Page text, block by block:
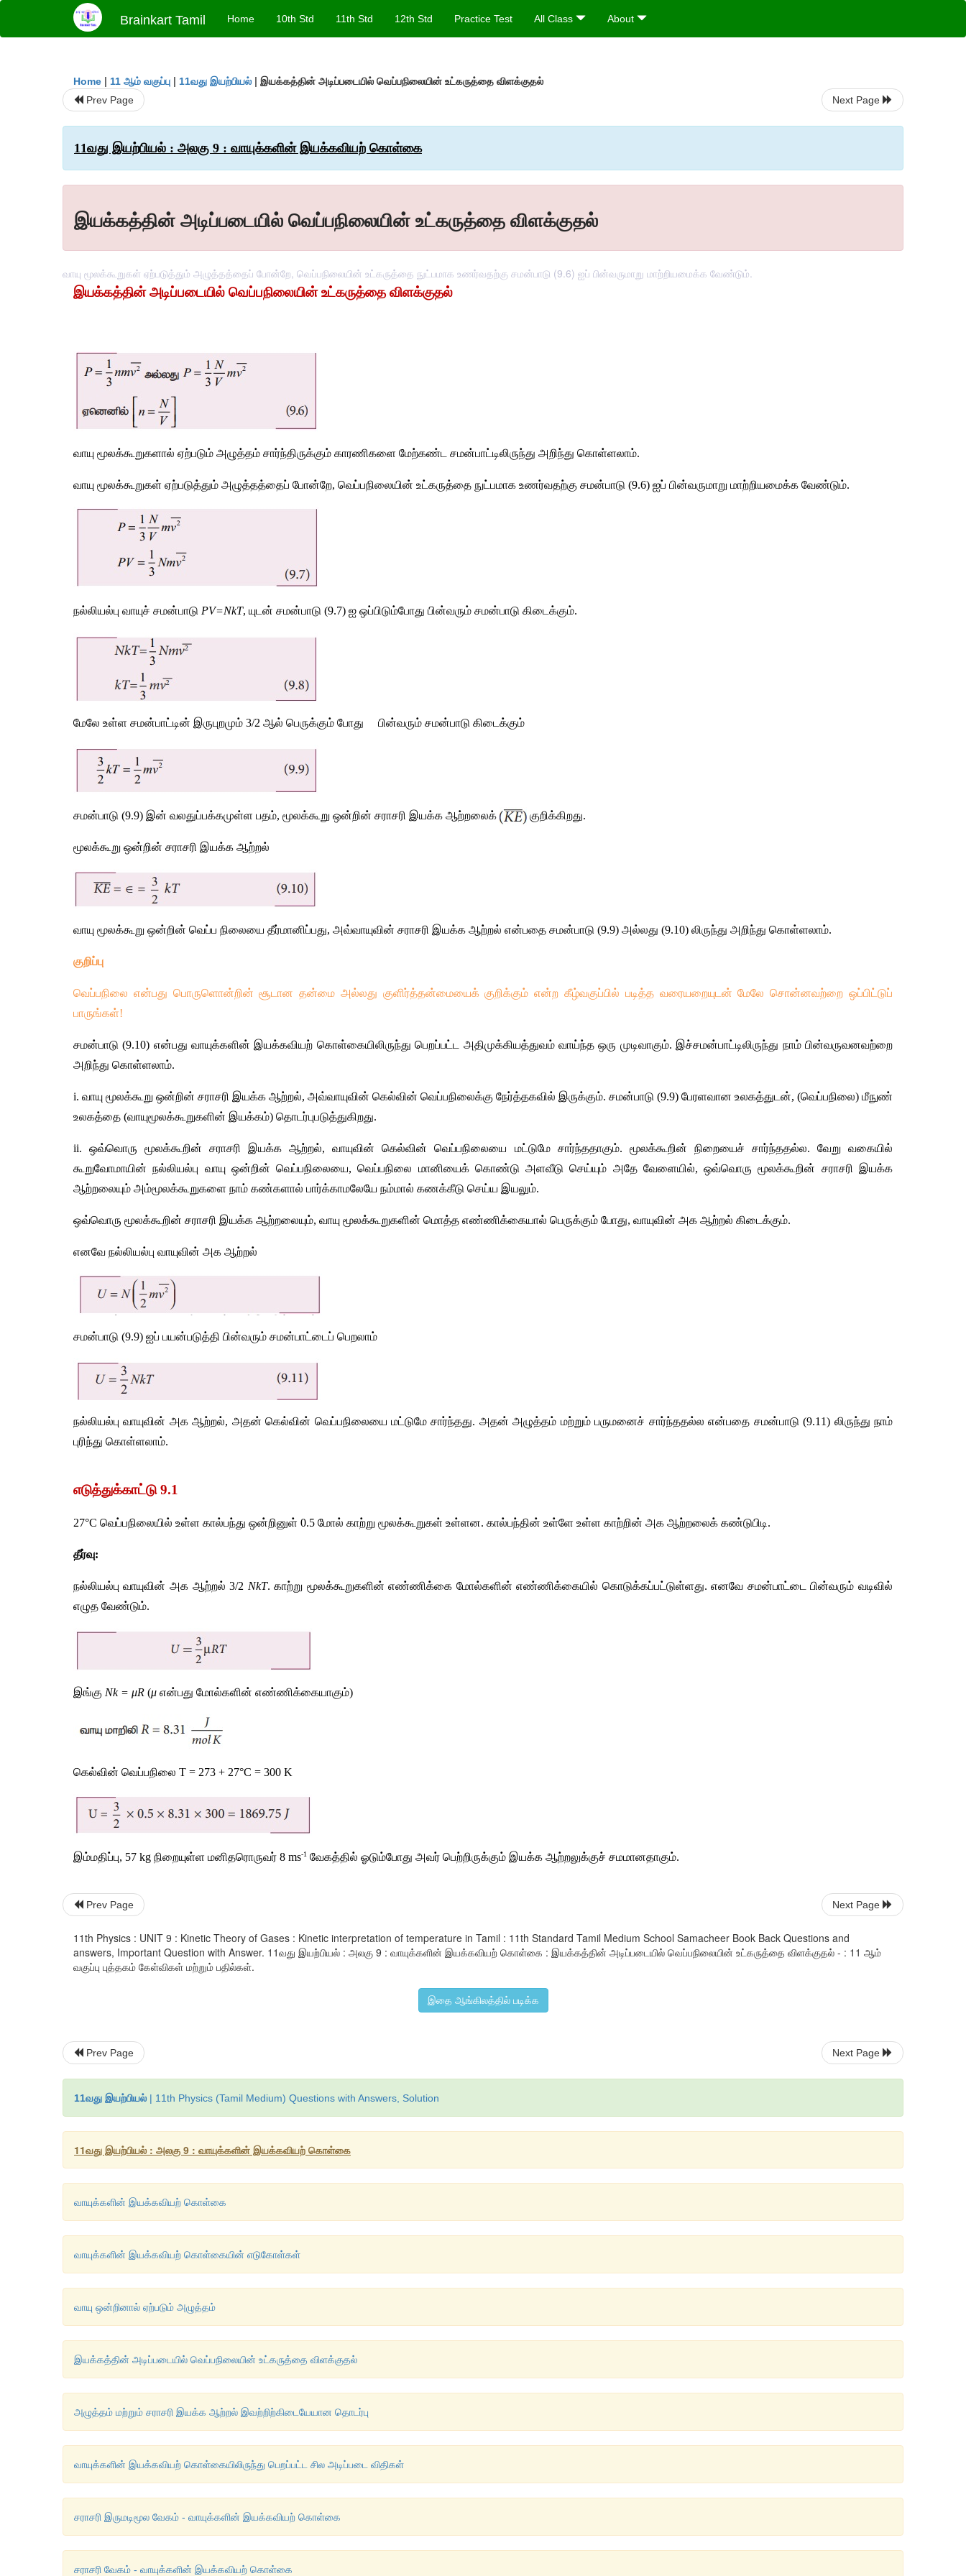
Brainkart Tamil Home 10th Std 11th Std 12th Std Practice Test All Class About
Home | 11 ஆம் வகுப்பு | 11வது இயற்பியல் | இயக்கத்தின் அடிப்படையில் வெப்பநிலையின் உட்கருத்தை விளக்குதல்
Prev Page Next Page
11வது இயற்பியல் : அலகு 9 : வாயுக்களின் இயக்கவியற் கொள்கை
இயக்கத்தின் அடிப்படையில் வெப்பநிலையின் உட்கருத்தை விளக்குதல்
வாயு மூலக்கூறுகள் ஏற்படுத்தும் அழுத்தத்தைப் போன்றே, வெப்பநிலையின் உட்கருத்தை நுட்பமாக உணர்வதற்கு சமன்பாடு (9.6) ஐப் பின்வருமாறு மாற்றியமைக்க வேண்டும்.
இயக்கத்தின் அடிப்படையில் வெப்பநிலையின் உட்கருத்தை விளக்குதல்
வாயு மூலக்கூறுகளால் ஏற்படும் அழுத்தம் சார்ந்திருக்கும் காரணிகளை மேற்கண்ட சமன்பாட்டிலிருந்து அறிந்து கொள்ளலாம்.
வாயு மூலக்கூறுகள் ஏற்படுத்தும் அழுத்தத்தைப் போன்றே, வெப்பநிலையின் உட்கருத்தை நுட்பமாக உணர்வதற்கு சமன்பாடு (9.6) ஐப் பின்வருமாறு மாற்றியமைக்க வேண்டும்.
நல்லியல்பு வாயுச் சமன்பாடு PV=NkT, யுடன் சமன்பாடு (9.7) ஐ ஒப்பிடும்போது பின்வரும் சமன்பாடு கிடைக்கும்.
மேலே உள்ள சமன்பாட்டின் இருபுறமும் 3/2 ஆல் பெருக்கும் போது     பின்வரும் சமன்பாடு கிடைக்கும்
சமன்பாடு (9.9) இன் வலதுப்பக்கமுள்ள பதம், மூலக்கூறு ஒன்றின் சராசரி இயக்க ஆற்றலைக் குறிக்கிறது.
மூலக்கூறு ஒன்றின் சராசரி இயக்க ஆற்றல்
வாயு மூலக்கூறு ஒன்றின் வெப்ப நிலையை தீர்மானிப்பது, அவ்வாயுவின் சராசரி இயக்க ஆற்றல் என்பதை சமன்பாடு (9.9) அல்லது (9.10) லிருந்து அறிந்து கொள்ளலாம்.
குறிப்பு
வெப்பநிலை என்பது பொருளொன்றின் சூடான தன்மை அல்லது குளிர்த்தன்மையைக் குறிக்கும் என்ற கீழ்வகுப்பில் படித்த வரையறையுடன் மேலே சொன்னவற்றை ஒப்பிட்டுப்
பாருங்கள்!
சமன்பாடு (9.10) என்பது வாயுக்களின் இயக்கவியற் கொள்கையிலிருந்து பெறப்பட்ட அதிமுக்கியத்துவம் வாய்ந்த ஒரு முடிவாகும். இச்சமன்பாட்டிலிருந்து நாம் பின்வருவனவற்றை
அறிந்து கொள்ளலாம்.
i. வாயு மூலக்கூறு ஒன்றின் சராசரி இயக்க ஆற்றல், அவ்வாயுவின் கெல்வின் வெப்பநிலைக்கு நேர்த்தகவில் இருக்கும். சமன்பாடு (9.9) பேரளவான உலகத்துடன், (வெப்பநிலை) மீநுண்
உலகத்தை (வாயுமூலக்கூறுகளின் இயக்கம்) தொடர்புபடுத்துகிறது.
ii. ஒவ்வொரு மூலக்கூறின் சராசரி இயக்க ஆற்றல், வாயுவின் கெல்வின் வெப்பநிலையை மட்டுமே சார்ந்ததாகும். மூலக்கூறின் நிறையைச் சார்ந்ததல்ல. வேறு வகையில்
கூறுவோமாயின் நல்லியல்பு வாயு ஒன்றின் வெப்பநிலையை, வெப்பநிலை மானியைக் கொண்டு அளவீடு செய்யும் அதே வேளையில், ஒவ்வொரு மூலக்கூறின் சராசரி இயக்க
ஆற்றலையும் அம்மூலக்கூறுகளை நாம் கண்களால் பார்க்காமலேயே நம்மால் கணக்கீடு செய்ய இயலும்.
ஒவ்வொரு மூலக்கூறின் சராசரி இயக்க ஆற்றலையும், வாயு மூலக்கூறுகளின் மொத்த எண்ணிக்கையால் பெருக்கும் போது, வாயுவின் அக ஆற்றல் கிடைக்கும்.
எனவே நல்லியல்பு வாயுவின் அக ஆற்றல்
சமன்பாடு (9.9) ஐப் பயன்படுத்தி பின்வரும் சமன்பாட்டைப் பெறலாம்
நல்லியல்பு வாயுவின் அக ஆற்றல், அதன் கெல்வின் வெப்பநிலையை மட்டுமே சார்ந்தது. அதன் அழுத்தம் மற்றும் பருமனைச் சார்ந்ததல்ல என்பதை சமன்பாடு (9.11) லிருந்து நாம்
புரிந்து கொள்ளலாம்.
எடுத்துக்காட்டு 9.1
27°C வெப்பநிலையில் உள்ள கால்பந்து ஒன்றினுள் 0.5 மோல் காற்று மூலக்கூறுகள் உள்ளன. கால்பந்தின் உள்ளே உள்ள காற்றின் அக ஆற்றலைக் கண்டுபிடி.
தீர்வு:
நல்லியல்பு வாயுவின் அக ஆற்றல் 3/2 NkT. காற்று மூலக்கூறுகளின் எண்ணிக்கை மோல்களின் எண்ணிக்கையில் கொடுக்கப்பட்டுள்ளது. எனவே சமன்பாட்டை பின்வரும் வடிவில்
எழுத வேண்டும்.
இங்கு Nk = μR (μ என்பது மோல்களின் எண்ணிக்கையாகும்)
கெல்வின் வெப்பநிலை T = 273 + 27°C = 300 K
இம்மதிப்பு, 57 kg நிறையுள்ள மனிதரொருவர் 8 ms-1 வேகத்தில் ஓடும்போது அவர் பெற்றிருக்கும் இயக்க ஆற்றலுக்குச் சமமானதாகும்.
Prev Page Next Page
11th Physics : UNIT 9 : Kinetic Theory of Gases : Kinetic interpretation of temperature in Tamil : 11th Standard Tamil Medium School Samacheer Book Back Questions and
answers, Important Question with Answer. 11வது இயற்பியல் : அலகு 9 : வாயுக்களின் இயக்கவியற் கொள்கை : இயக்கத்தின் அடிப்படையில் வெப்பநிலையின் உட்கருத்தை விளக்குதல் - : 11 ஆம்
வகுப்பு புத்தகம் கேள்விகள் மற்றும் பதில்கள்.
இதை ஆங்கிலத்தில் படிக்க
Prev Page Next Page
11வது இயற்பியல் | 11th Physics (Tamil Medium) Questions with Answers, Solution
11வது இயற்பியல் : அலகு 9 : வாயுக்களின் இயக்கவியற் கொள்கை
வாயுக்களின் இயக்கவியற் கொள்கை
வாயுக்களின் இயக்கவியற் கொள்கையின் எடுகோள்கள்
வாயு ஒன்றினால் ஏற்படும் அழுத்தம்
இயக்கத்தின் அடிப்படையில் வெப்பநிலையின் உட்கருத்தை விளக்குதல்
அழுத்தம் மற்றும் சராசரி இயக்க ஆற்றல் இவற்றிற்கிடையேயான தொடர்பு
வாயுக்களின் இயக்கவியற் கொள்கையிலிருந்து பெறப்பட்ட சில அடிப்படை விதிகள்
சராசரி இருமடிமூல வேகம் - வாயுக்களின் இயக்கவியற் கொள்கை
சராசரி வேகம் - வாயுக்களின் இயக்கவியற் கொள்கை